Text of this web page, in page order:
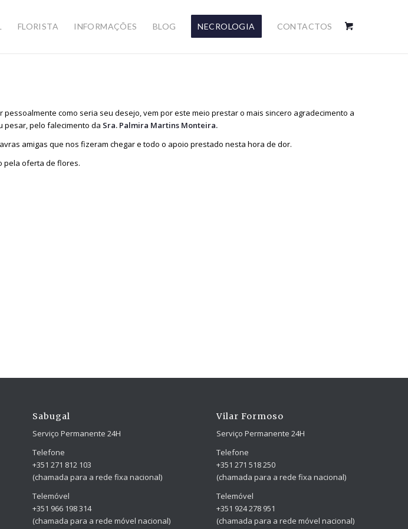
FLORISTA INFORMAÇÕES BLOG NECROLOGIA CONTACTOS
como seria seu desejo, vem por este meio prestar o mais sincero agradecimento a
pesar, pelo falecimento da Sra. Palmira Martins Monteira.
amigas que nos fizeram chegar e todo o apoio prestado nesta hora de dor.
pela oferta de flores.
Sabugal
Serviço Permanente 24H
Telefone
+351 271 812 103
(chamada para a rede fixa nacional)
Telemóvel
+351 966 198 314
(chamada para a rede móvel nacional)
Vilar Formoso
Serviço Permanente 24H
Telefone
+351 271 518 250
(chamada para a rede fixa nacional)
Telemóvel
+351 924 278 951
(chamada para a rede móvel nacional)